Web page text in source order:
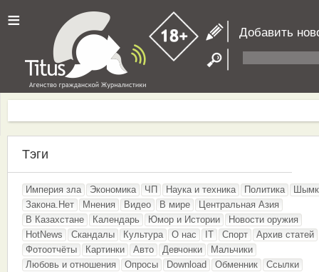
≡ Добавить
Тэги
Империя зла Экономика ЧП Наука и техника Политика
Закона.Нет
Мнения Видео В мире
Центральная Азия
В Казахстане
Календарь Юмор и Истории
Новости оружия
HotNews
Скандалы Культура О нас IT Спорт
Архив статей
Фотоотчёты
Картинки Авто Девчонки
Мальчики
Любовь и отношения
Опросы Download Обменник
Ссылки